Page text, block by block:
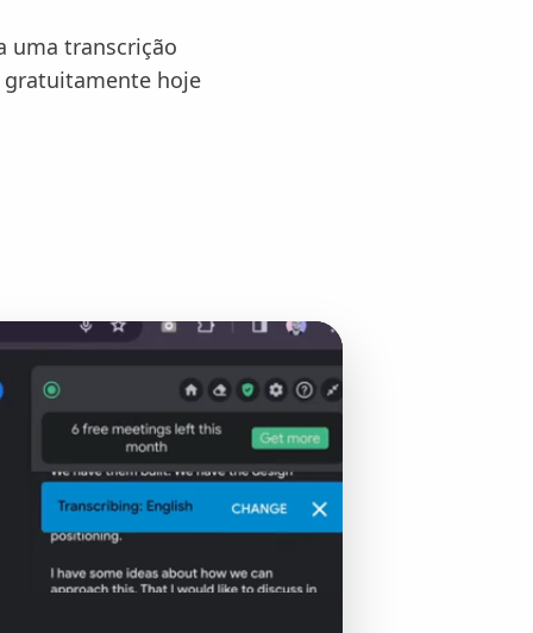
uma transcrição
gratuitamente hoje